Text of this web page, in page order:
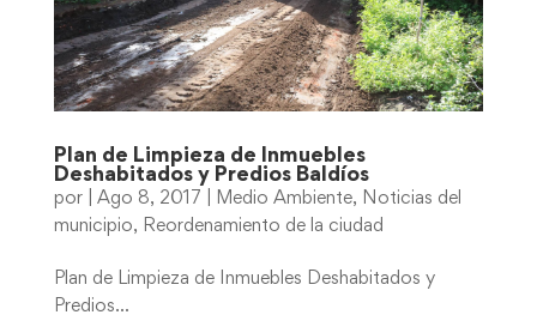
Plan de Limpieza de Inmuebles
Deshabitados y Predios Baldíos
por Ago 8, 2017 Medio Ambiente,
Noticias del
municipio, Reordenamiento de la ciudad
Plan de Limpieza de Inmuebles Deshabitados y
Predios...